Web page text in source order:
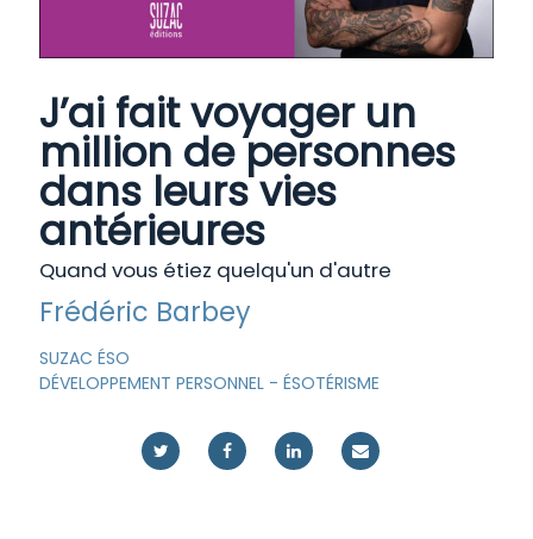
J’ai fait voyager un
million de personnes
dans leurs vies
antérieures
Quand vous étiez quelqu'un d'autre
Frédéric Barbey
SUZAC ÉSO
DÉVELOPPEMENT PERSONNEL- ÉSOTÉRISME